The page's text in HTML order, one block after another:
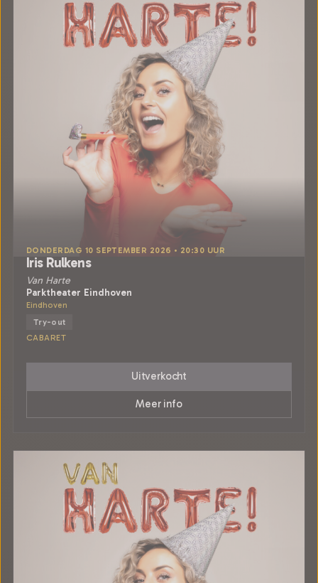
DONDERDAG 10 SEPTEMBER 2026 • 20:30 UUR
Iris Rulkens
Van Harte
Parktheater Eindhoven
Eindhoven
Try-out
CABARET
Uitverkocht
Meer info